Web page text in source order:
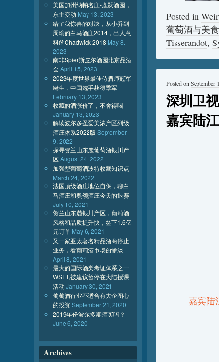
Posted in
葡萄酒与美
Tisserandot,
深圳卫
嘉宾陆江
Posted on September
嘉宾陆
美国加州纳帕名庄-鹿跃酒园，
东主变动 May 13, 2023
给了我惊喜的对决，从小乔到
周瑜的白马酒庄2014，出人意
料的Chadwick 2018 May 8,
2023
南非Spier斯皮尔酒园北京品酒
会April 15, 2023
2023年度世界最佳侍酒师冠军
诞生，中国选手获得季军
February 13, 2023
收藏的酒涨价了，不舍得喝
January 13, 2023
解读波尔多圣爱美浓产区列级
酒庄体系2022版 September
9, 2022
探寻贺兰山东麓葡萄酒银川产
区August 24, 2022
加强型葡萄酒波特收藏知识点
March 24, 2022
法国顶级酒庄地位自保，聊白
马酒庄和奥颂酒庄今天的退赛
July 10, 2021
贺兰山东麓银川产区，葡萄酒
风格和品质提升快，签下1.6亿
元订单 May 6, 2021
又一家亚太著名精品酒商停止
业务，看葡萄酒市场的惨淡
April 8, 2021
最大的国际酒类考证体系之一
WSET,被建议暂停在大陆授课
活动 January 30, 2021
葡萄酒行业不适合有大企图心
的投资September 21, 2020
2019年份波尔多期酒买吗？
June 6, 2020
Archives